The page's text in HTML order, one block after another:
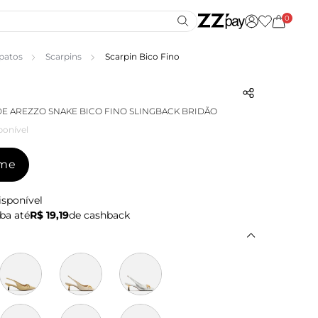
0
Scarpins Scarpin Bico Fino
AREZZO SNAKE BICO FINO SLINGBACK BRIDÃO
atéR$ 19,19de cashback